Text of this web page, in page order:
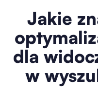
Jakie
dla
w